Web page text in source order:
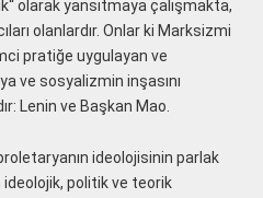
olarak yansıtmaya çalışmakta,
olanlardır. Onlar ki Marksizmi
pratiğe uygulayan ve
ve sosyalizmin inşasını
Lenin ve Başkan Mao.
ideolojisinin parlak
ideolojik, politik ve teorik